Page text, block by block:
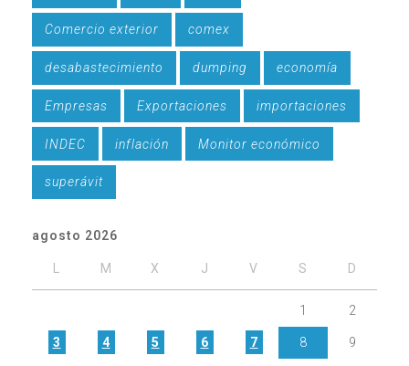
Comercio exterior comex
desabastecimiento dumping economía
Empresas Exportaciones importaciones
INDEC inflación Monitor económico
superávit
agosto 2026
L M X J V S D
1 2
3 4 5 6 7 8 9